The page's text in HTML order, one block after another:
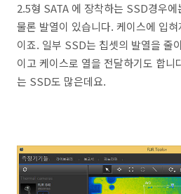
2.5형 SATA 에 장착하는 SSD경우
물론 발열이 있습니다. 케이스에 입
이죠. 일부 SSD는 칩셋의 발열을 줄
이고 케이스로 열을 전달하기도 합니
는 SSD도 많은데요.